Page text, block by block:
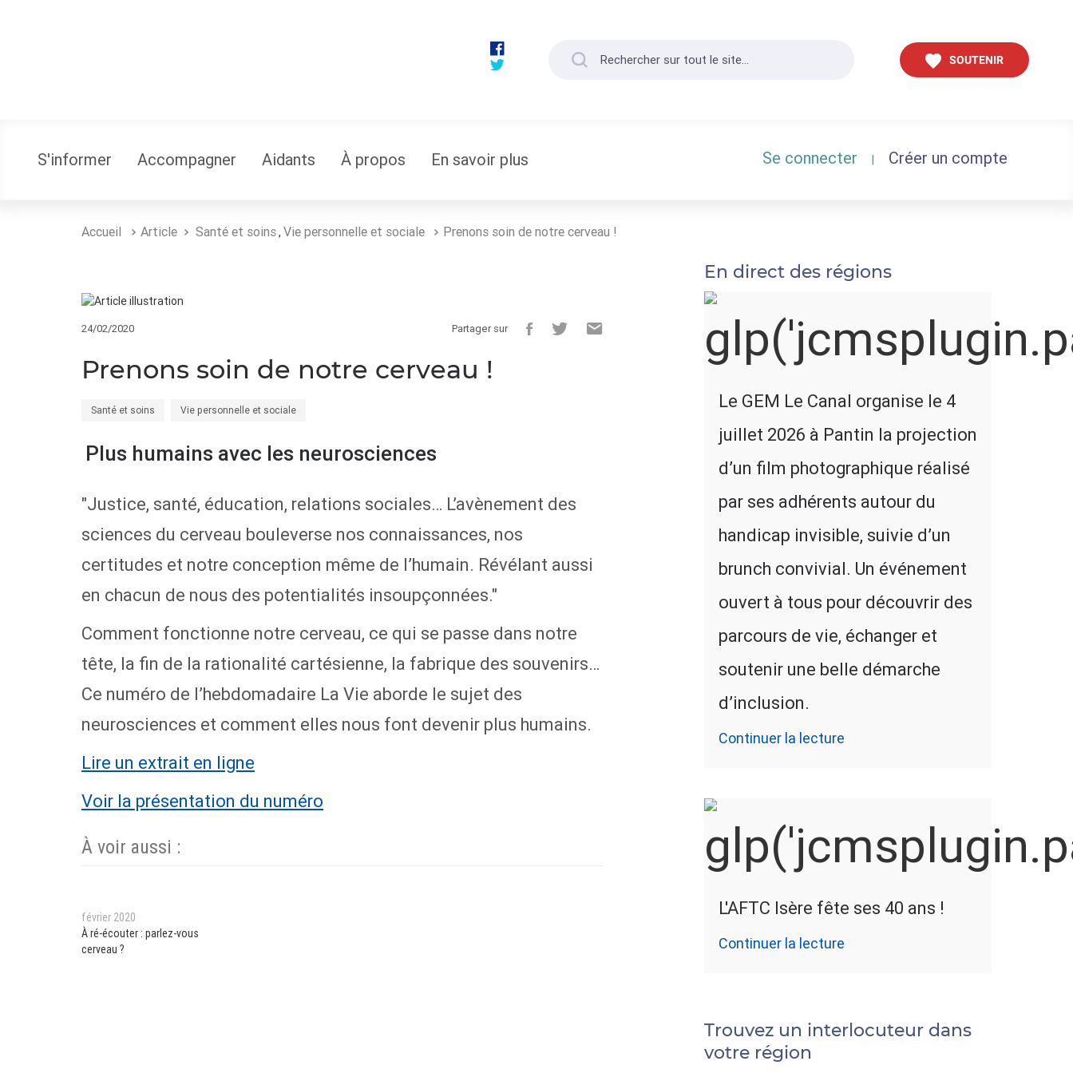
SOUTENIR
S'informer Accompagner Aidants À propos En savoir plus Se connecter | Créer un compte
Accueil Article Santé et soins, Vie personnelle et sociale Prenons soin de notre cerveau !
24/02/2020 Partager sur
Prenons soin de notre cerveau !
Santé et soins Vie personnelle et sociale
Plus humains avec les neurosciences
"Justice, santé, éducation, relations sociales… L’avènement des
sciences du cerveau bouleverse nos connaissances, nos
certitudes et notre conception même de l’humain. Révélant aussi
en chacun de nous des potentialités insoupçonnées."
Comment fonctionne notre cerveau, ce qui se passe dans notre
tête, la fin de la rationalité cartésienne, la fabrique des souvenirs…
Ce numéro de l’hebdomadaire La Vie aborde le sujet des
neurosciences et comment elles nous font devenir plus humains.
Lire un extrait en ligne
Voir la présentation du numéro
À voir aussi :
février 2020
À ré-écouter : parlez-vous
cerveau ?
En direct des régions
Le GEM Le Canal organise le 4
juillet 2026 à Pantin la projection
d’un film photographique réalisé
par ses adhérents autour du
handicap invisible, suivie d’un
brunch convivial. Un événement
ouvert à tous pour découvrir des
parcours de vie, échanger et
soutenir une belle démarche
d’inclusion.
Continuer la lecture
L'AFTC Isère fête ses 40 ans !
Continuer la lecture
Trouvez un interlocuteur dans
votre région